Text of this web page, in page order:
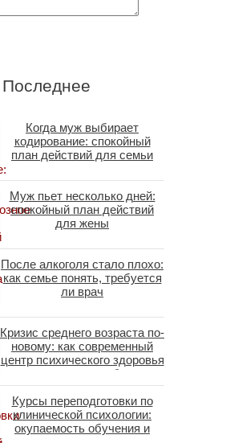
Последнее
Когда муж выбирает
кодирование: спокойный
план действий для семьи
Муж пьет несколько дней:
спокойный план действий
для жены
После алкоголя стало плохо:
как семье понять, требуется
ли врач
Кризис среднего возраста по-
новому: как современный
центр психического здоровья
помогает пересобрать
личность без таблеток
(методы ДПДГ и КПТ)
Курсы переподготовки по
клинической психологии:
окупаемость обучения и